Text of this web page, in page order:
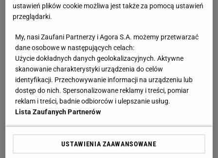
Tuż po zakończeniu półfinałowego spotkania
estońskie media. "Poważne błędy zostały ukarane, a
wynik nie kłamie - Estonia zginęła w Warszawie" -
zatytułował artykuł Soccernet.ee.
"Estońska drużyna przyjechała z marzeniem, ale
wyjedzie zdruzgotana, bo wszystko potoczyło się
Haberla zakładał cierpieć, a potem cierpieć jeszcze
bardziej. Wszystko po to, aby utrudnić życie
ustawień plików cookie możliwa jest także za pomocą ustawień
przeglądarki.
My, nasi Zaufani Partnerzy i Agora S.A. możemy przetwarzać
dane osobowe w następujących celach:
Użycie dokładnych danych geolokalizacyjnych. Aktywne
skanowanie charakterystyki urządzenia do celów
identyfikacji. Przechowywanie informacji na urządzeniu lub
dostęp do nich. Spersonalizowane reklamy i treści, pomiar
reklam i treści, badnie odbiorców i ulepszanie usług.
Lista Zaufanych Partnerów
USTAWIENIA ZAAWANSOWANE